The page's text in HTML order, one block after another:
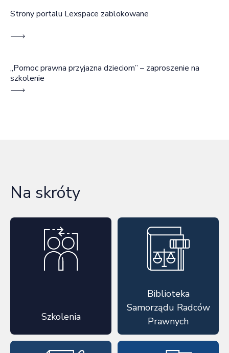
Strony portalu Lexspace zablokowane
„Pomoc prawna przyjazna dzieciom” – zaproszenie na
szkolenie
Na skróty
Szkolenia
Biblioteka
Samorządu Radców
Prawnych